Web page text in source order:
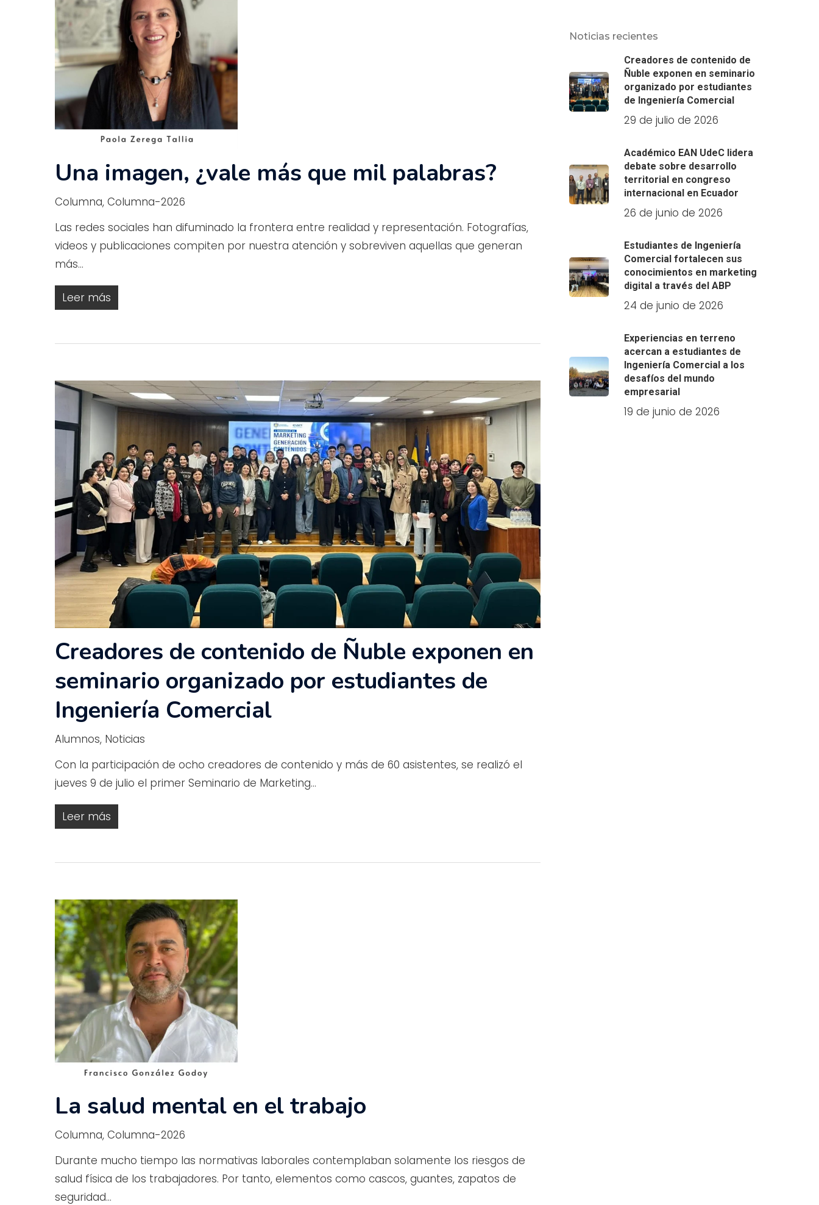
Presiona enter para buscar o ESC para cerrar búsqueda
Una imagen, ¿vale más que mil palabras?
Columna, Columna-2026
Las redes sociales han difuminado la frontera entre realidad y representación. Fotografías,
videos y publicaciones compiten por nuestra atención y sobreviven aquellas que generan
más…
Leer más
Creadores de contenido de Ñuble exponen en
seminario organizado por estudiantes de
Ingeniería Comercial
Alumnos, Noticias
Con la participación de ocho creadores de contenido y más de 60 asistentes, se realizó el
jueves 9 de julio el primer Seminario de Marketing…
Leer más
La salud mental en el trabajo
Columna, Columna-2026
Durante mucho tiempo las normativas laborales contemplaban solamente los riesgos de
salud física de los trabajadores. Por tanto, elementos como cascos, guantes, zapatos de
seguridad…
Noticias recientes
Creadores de contenido de
Ñuble exponen en seminario
organizado por estudiantes
de Ingeniería Comercial
29 de julio de 2026
Académico EAN UdeC lidera
debate sobre desarrollo
territorial en congreso
internacional en Ecuador
26 de junio de 2026
Estudiantes de Ingeniería
Comercial fortalecen sus
conocimientos en marketing
digital a través del ABP
24 de junio de 2026
Experiencias en terreno
acercan a estudiantes de
Ingeniería Comercial a los
desafíos del mundo
empresarial
19 de junio de 2026